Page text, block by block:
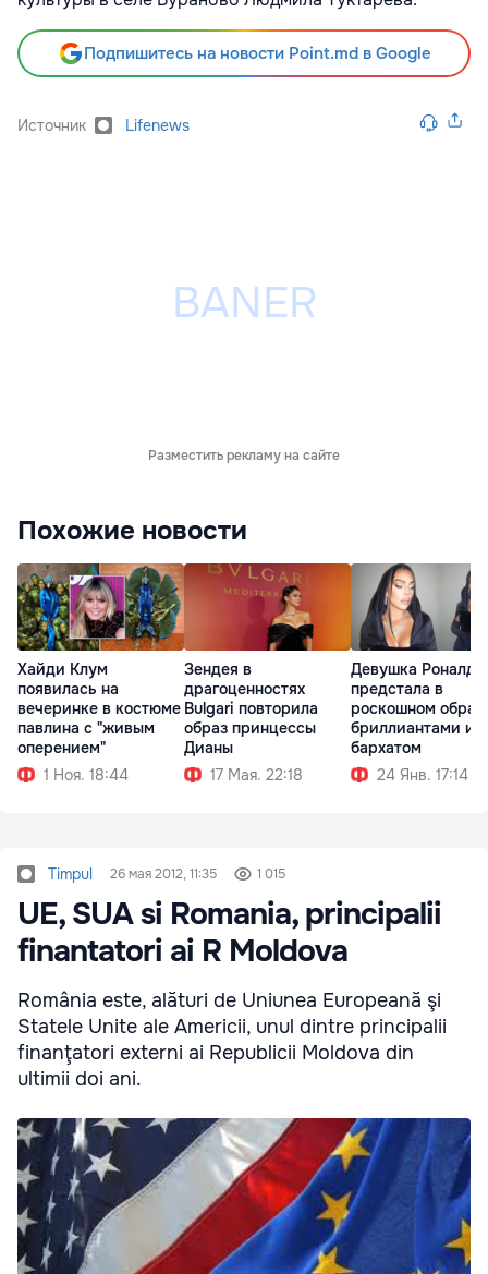
Подпишитесь на новости Point.md в Google
Источник Lifenews
Разместить рекламу на сайте
Похожие новости
Хайди Клум
появилась на
вечеринке в костюме
павлина с "живым
оперением"
1 Ноя. 18:44
Зендея в
драгоценностях
Bulgari повторила
образ принцессы
Дианы
17 Мая. 22:18
Девушка Роналду
предстала в
роскошном
бриллиантами и
бархатом
24 Янв. 17:14
Timpul 26 мая 2012, 11:35 1 015
UE, SUA si Romania, principalii
finantatori ai R Moldova
România este, alături de Uniunea Europeană şi
Statele Unite ale Americii, unul dintre principalii
finanţatori externi ai Republicii Moldova din
ultimii doi ani.